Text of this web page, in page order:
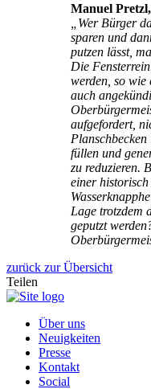
Manuel
„Wer Bürger
sparen und
putzen lässt,
Die
werden, so wie
auch
aufgefordert,
füllen und
zu reduzieren.
einer
Lage trotzdem
geputzt
zurück zur Übersicht
Teilen
Über uns
Neuigkeiten
Presse
Kontakt
Social